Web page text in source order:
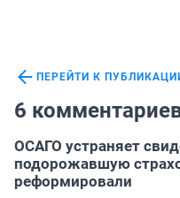
ПЕРЕЙТИ К
6
ОСАГО устраняет
подорожавшую
реформировали